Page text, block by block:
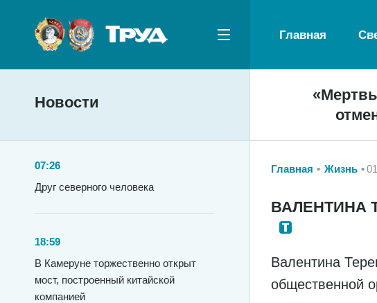
Главная
Новости
07:26
Друг северного человека
18:59
В Камеруне торжественно открыт
мост, построенный китайской
компанией
Главная Жизнь
ВАЛЕНТИНА
Валентина
общественной